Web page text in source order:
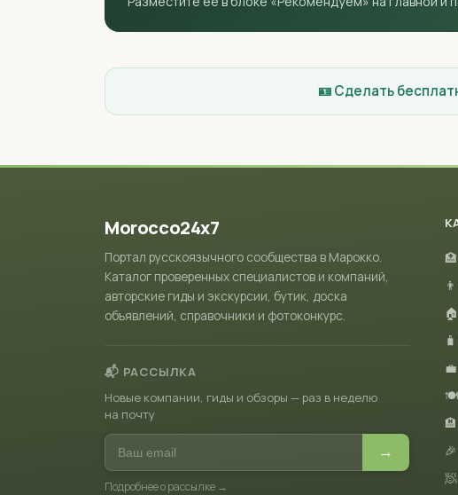
🪪 Сделать
Morocco24x7
Портал русскоязычного сообщества в Марокко.
Каталог проверенных специалистов и компаний,
авторские гиды и экскурсии, бутик, доска
объявлений, справочники и фотоконкурс.
📬 РАССЫЛКА
Новые компании, гиды и обзоры — раз в неделю
на почту
→
Подробнее о рассылке →
🍽